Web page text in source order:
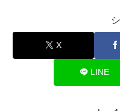
X
LINE